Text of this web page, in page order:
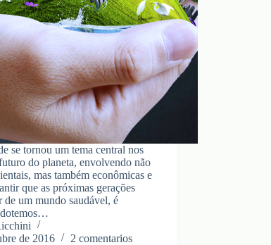
se tornou um tema central nos
do planeta, envolvendo não
mas também econômicas e
que as próximas gerações
de um mundo saudável, é
de 2016
2 comentarios